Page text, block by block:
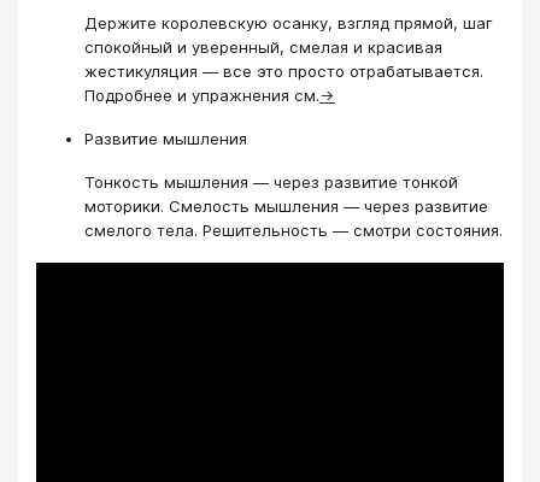
Держите королевскую осанку, взгляд прямой, шаг
спокойный и уверенный, смелая и красивая
жестикуляция — все это просто отрабатывается.
Подробнее и упражнения см.→
Развитие мышления
Тонкость мышления — через развитие тонкой
моторики. Смелость мышления — через развитие
смелого тела. Решительность — смотри состояния.